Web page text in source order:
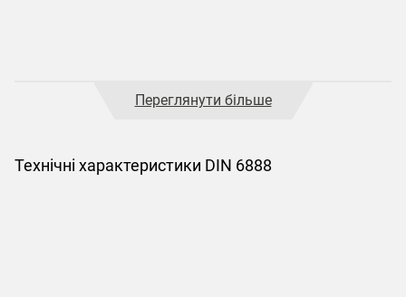
Переглянути більше
Технічні характеристики DIN 6888